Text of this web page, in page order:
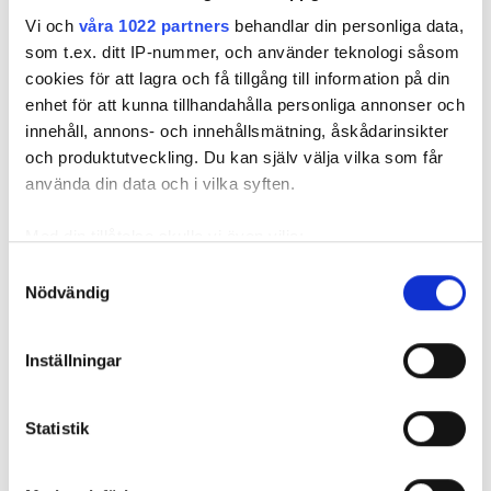
Vi och våra 1022 partners behandlar din personliga data,
som t.ex. ditt IP-nummer, och använder teknologi såsom
cookies för att lagra och få tillgång till information på din
enhet för att kunna tillhandahålla personliga annonser och
innehåll, annons- och innehållsmätning, åskådarinsikter
och produktutveckling. Du kan själv välja vilka som får
använda din data och i vilka syften.
som kan ha en noggrannhet på upp till flera meter
Ta reda på mer om hur dina personliga uppgifter
Du kan ändra eller dra tillbaka ditt samtycke när som
Nödvändig
Inställningar
Statistik
Currentum tar över två
skånska VVS-bolag
PUBLICERAD 8 SEP 2022, 09:40| UPPDATERAD 12 SEP 2022